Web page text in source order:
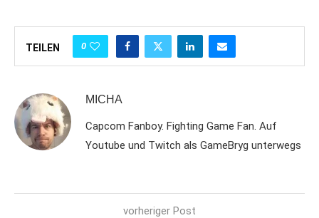
TEILEN 0
MICHA
Capcom Fanboy. Fighting Game Fan. Auf
Youtube und Twitch als GameBryg unterwegs
vorheriger Post